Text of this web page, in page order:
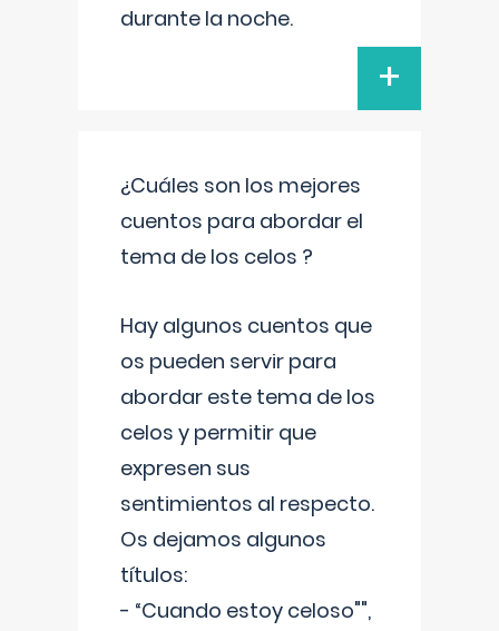
durante la noche.
+
¿Cuáles son los mejores
cuentos para abordar el
tema de los celos ?
Hay algunos cuentos que
os pueden servir para
abordar este tema de los
celos y permitir que
expresen sus
sentimientos al respecto.
Os dejamos algunos
títulos:
- “Cuando estoy celoso"",